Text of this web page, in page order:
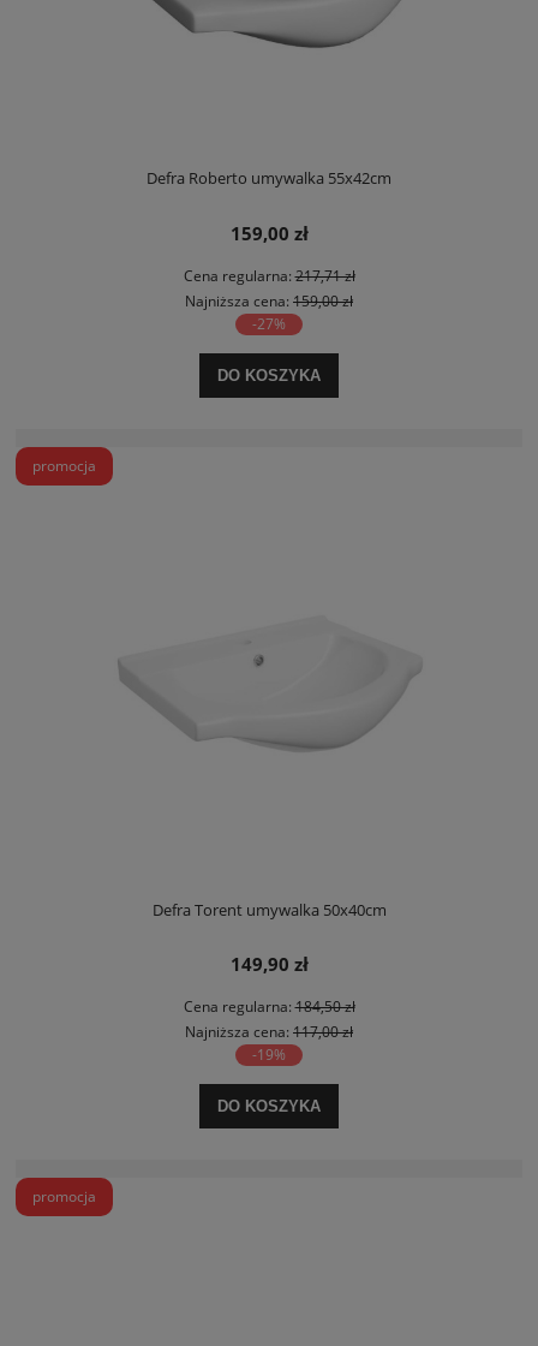
Defra Roberto umywalka 55x42cm
159,00 zł
Cena regularna:217,71 zł
Najniższa cena: 159,00 zł
-27%
DO KOSZYKA
Defra Torent umywalka 50x40cm
149,90 zł
Cena regularna:184,50 zł
Najniższa cena: 117,00 zł
-19%
DO KOSZYKA
promocja
promocja